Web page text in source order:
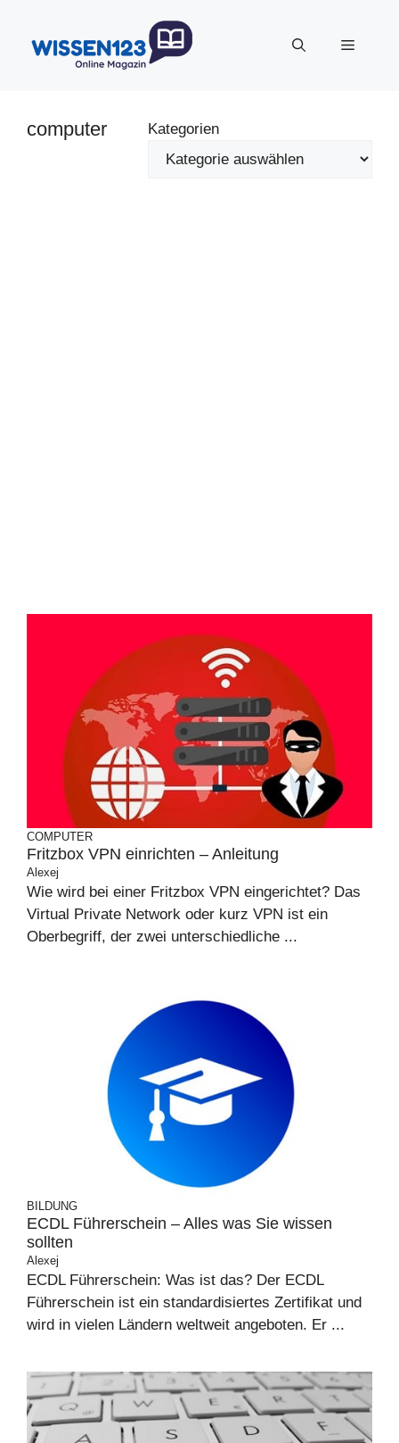
springen
Menü
computer Kategorien
COMPUTER
Fritzbox VPN einrichten – Anleitung
Alexej
Wie wird bei einer Fritzbox VPN eingerichtet? Das
Virtual Private Network oder kurz VPN ist ein
Oberbegriff, der zwei unterschiedliche ...
BILDUNG
ECDL Führerschein – Alles was Sie wissen
sollten
Alexej
ECDL Führerschein: Was ist das? Der ECDL
Führerschein ist ein standardisiertes Zertifikat und
wird in vielen Ländern weltweit angeboten. Er ...